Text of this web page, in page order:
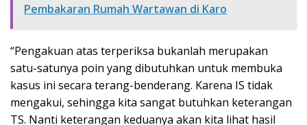
Pembakaran Rumah Wartawan di Karo
“Pengakuan atas terperiksa bukanlah merupakan
satu-satunya poin yang dibutuhkan untuk membuka
kasus ini secara terang-benderang. Karena IS tidak
mengakui, sehingga kita sangat butuhkan keterangan
TS. Nanti keterangan keduanya akan kita lihat hasil